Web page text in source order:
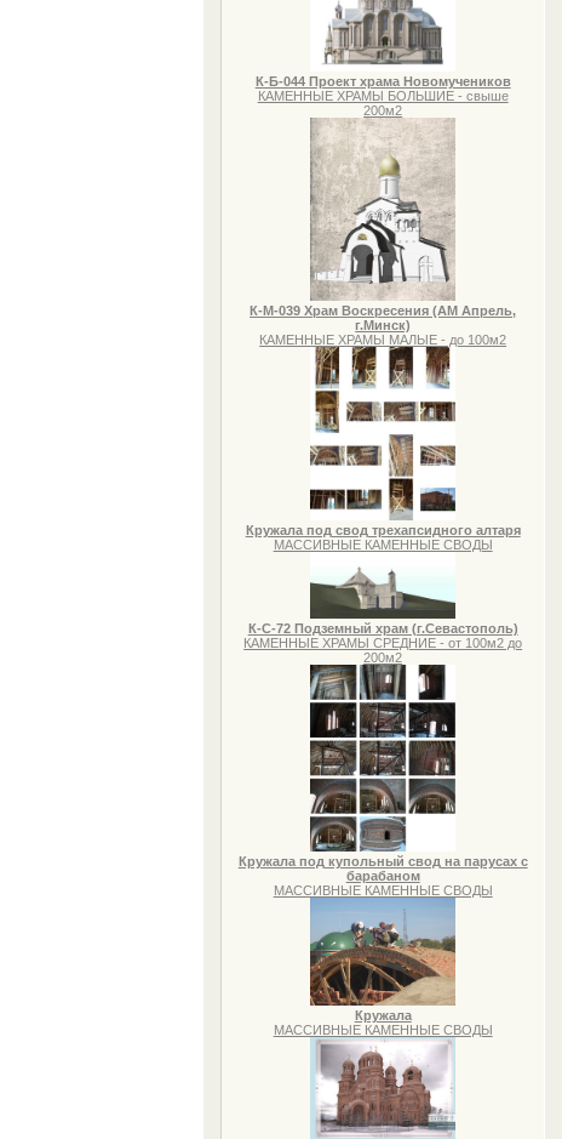
К-Б-044 Проект храма Новомучеников
КАМЕННЫЕ ХРАМЫ БОЛЬШИЕ - свыше
200м2
К-М-039 Храм Воскресения (АМ Апрель,
г.Минск)
КАМЕННЫЕ ХРАМЫ МАЛЫЕ - до 100м2
Кружала под свод трехапсидного алтаря
МАССИВНЫЕ КАМЕННЫЕ СВОДЫ
К-С-72 Подземный храм (г.Севастополь)
КАМЕННЫЕ ХРАМЫ СРЕДНИЕ - от 100м2 до
200м2
Кружала под купольный свод на парусах с
барабаном
МАССИВНЫЕ КАМЕННЫЕ СВОДЫ
Кружала
МАССИВНЫЕ КАМЕННЫЕ СВОДЫ